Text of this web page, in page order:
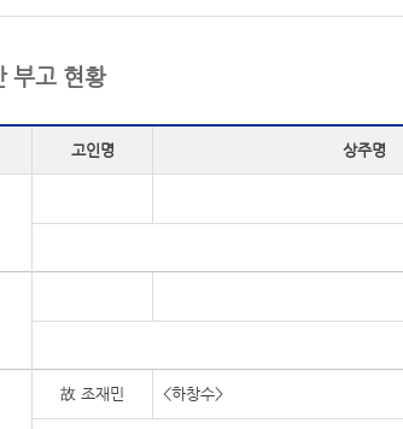
부고 현황
고인명 상주명
故 조재민 <하창수>